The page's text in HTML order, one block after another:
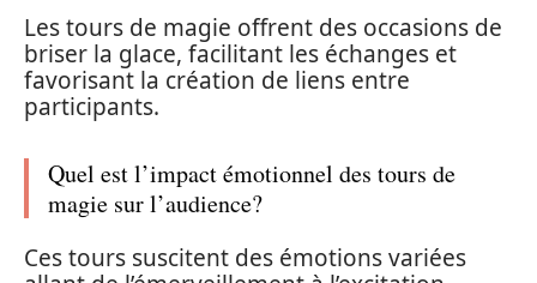
Les tours de magie offrent des occasions de
briser la glace, facilitant les échanges et
favorisant la création de liens entre
participants.
Quel est l’impact émotionnel des tours de
magie sur l’audience?
Ces tours suscitent des émotions variées